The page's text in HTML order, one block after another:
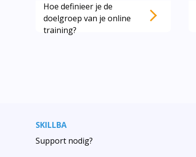
Lees ook deze artikelen:
Hoe definieer je de
doelgroep van je online
training?
SKILLBA
Support nodig?